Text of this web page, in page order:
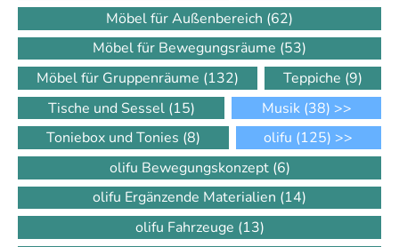
Möbel für Außenbereich (62)
Möbel für Bewegungsräume (53)
Möbel für Gruppenräume (132) Teppiche (9)
Tische und Sessel (15) Musik (38) >>
Toniebox und Tonies (8) olifu (125) >>
olifu Bewegungskonzept (6)
olifu Ergänzende Materialien (14)
olifu Fahrzeuge (13)